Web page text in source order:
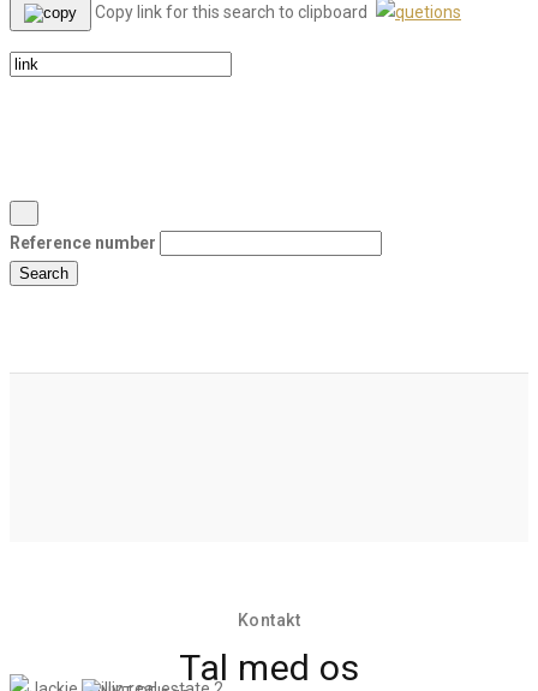
Copy link for this search to clipboard
Reference number
Search
Kontakt
Tal med os